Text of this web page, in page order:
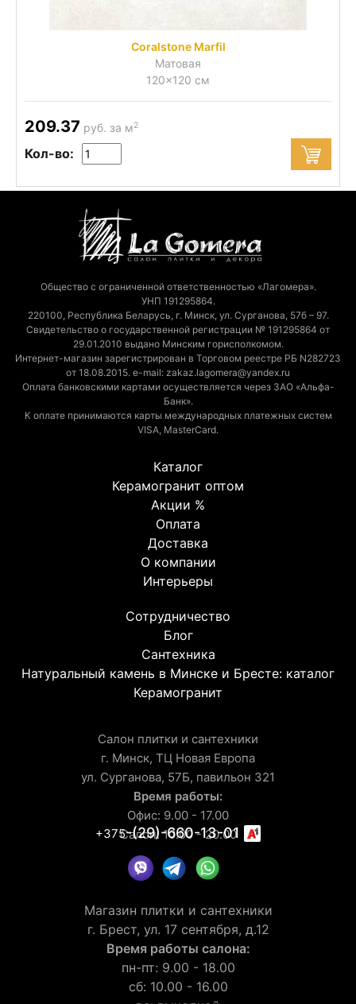
Coralstone Marfil
Матовая
120x120 см
209.37 руб. за м2
Кол-во:
Общество с ограниченной ответственностью «Лагомера».
УНП 191295864.
220100, Республика Беларусь, г. Минск, ул. Сурганова, 57б – 97.
Свидетельство о государственной регистрации № 191295864 от
29.01.2010 выдано Минским горисполкомом.
Интернет-магазин зарегистрирован в Торговом реестре РБ N282723
от 18.08.2015. e-mail: zakaz.lagomera@yandex.ru
Оплата банковскими картами осуществляется через ЗАО «Альфа-
Банк».
К оплате принимаются карты международных платежных систем
VISA, MasterCard.
Каталог
Керамогранит оптом
Акции %
Оплата
Доставка
О компании
Интерьеры
Сотрудничество
Блог
Сантехника
Натуральный камень в Минске и Бресте: каталог
Керамогранит
Салон плитки и сантехники
г. Минск, ТЦ Новая Европа
ул. Сурганова, 57Б, павильон 321
Время работы:
Офис: 9.00 - 17.00
Салон: 10.00 - 20.00
+375-(29)-660-13-01
Магазин плитки и сантехники
г. Брест, ул. 17 сентября, д.12
Время работы салона:
пн-пт: 9.00 - 18.00
сб: 10.00 - 16.00